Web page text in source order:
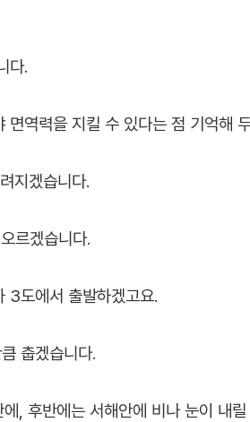
다.
역력을 지킬 수 있다는 점 기억해
지겠습니다.
르겠습니다.
3도에서 출발하겠고요.
춥겠습니다.
, 후반에는 서해안에 비나 눈이 내